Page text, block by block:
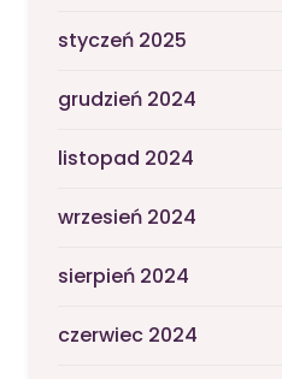
styczeń 2025
grudzień 2024
listopad 2024
wrzesień 2024
sierpień 2024
czerwiec 2024